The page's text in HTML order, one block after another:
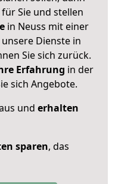
Sie und stellen
in Neuss mit einer
unsere Dienste in
Sie sich zurück.
Erfahrung in der
sich Angebote.
und erhalten
sparen, das